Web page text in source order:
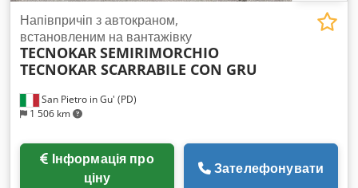
San Pietro in Gu' (PD)
1 506 km
Напівпричіп з автокраном,
встановленим на вантажівку
TECNOKARSEMIRIMORCHIO
TECNOKAR SCARRABILE CON GRU
ціну
Зателефонувати